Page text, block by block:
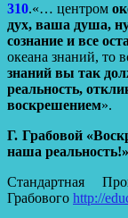
310.«… центром
дух, ваша душа,
сознание и все
океана знаний, то
знаний вы так
реальность,
воскрешением».
Г. Грабовой
наша реальность!»
Стандартная
Грабового http://